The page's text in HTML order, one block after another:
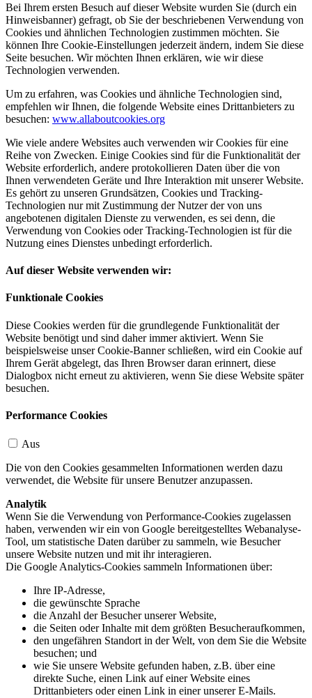
Bei Ihrem ersten Besuch auf dieser Website wurden Sie (durch ein
Hinweisbanner) gefragt, ob Sie der beschriebenen Verwendung von
Cookies und ähnlichen Technologien zustimmen möchten. Sie
können Ihre Cookie-Einstellungen jederzeit ändern, indem Sie diese
Seite besuchen. Wir möchten Ihnen erklären, wie wir diese
Technologien verwenden.
Um zu erfahren, was Cookies und ähnliche Technologien sind,
empfehlen wir Ihnen, die folgende Website eines Drittanbieters zu
besuchen: www.allaboutcookies.org
Wie viele andere Websites auch verwenden wir Cookies für eine
Reihe von Zwecken. Einige Cookies sind für die Funktionalität der
Website erforderlich, andere protokollieren Daten über die von
Ihnen verwendeten Geräte und Ihre Interaktion mit unserer Website.
Es gehört zu unseren Grundsätzen, Cookies und Tracking-
Technologien nur mit Zustimmung der Nutzer der von uns
angebotenen digitalen Dienste zu verwenden, es sei denn, die
Verwendung von Cookies oder Tracking-Technologien ist für die
Nutzung eines Dienstes unbedingt erforderlich.
Auf dieser Website verwenden wir:
Funktionale Cookies
Diese Cookies werden für die grundlegende Funktionalität der
Website benötigt und sind daher immer aktiviert. Wenn Sie
beispielsweise unser Cookie-Banner schließen, wird ein Cookie auf
Ihrem Gerät abgelegt, das Ihren Browser daran erinnert, diese
Dialogbox nicht erneut zu aktivieren, wenn Sie diese Website später
besuchen.
Performance Cookies
Aus
Die von den Cookies gesammelten Informationen werden dazu
verwendet, die Website für unsere Benutzer anzupassen.
Analytik
Wenn Sie die Verwendung von Performance-Cookies zugelassen
haben, verwenden wir ein von Google bereitgestelltes Webanalyse-
Tool, um statistische Daten darüber zu sammeln, wie Besucher
unsere Website nutzen und mit ihr interagieren.
Die Google Analytics-Cookies sammeln Informationen über:
Ihre IP-Adresse,
die gewünschte Sprache
die Anzahl der Besucher unserer Website,
die Seiten oder Inhalte mit dem größten Besucheraufkommen,
den ungefähren Standort in der Welt, von dem Sie die Website
besuchen; und
wie Sie unsere Website gefunden haben, z.B. über eine
direkte Suche, einen Link auf einer Website eines
Drittanbieters oder einen Link in einer unserer E-Mails.